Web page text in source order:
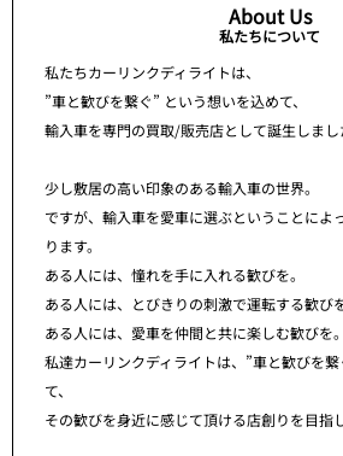
About Us
私たちについて
私たちカーリンクディライトは、
”車と歓びを繋ぐ” という想いを込めて、
輸入車を専門の買取/販売店として誕生しまし
少し敷居の高い印象のある輸入車の世界。
ですが、輸入車を愛車に選ぶということによ
ります。
ある人には、憧れを手に入れる歓びを。
ある人には、とびきりの刺激で運転する歓びを
ある人には、愛車を仲間と共に楽しむ歓びを。
私達カーリンクディライトは、”車と歓びを
て、
その歓びを身近に感じて頂ける店創りを目指